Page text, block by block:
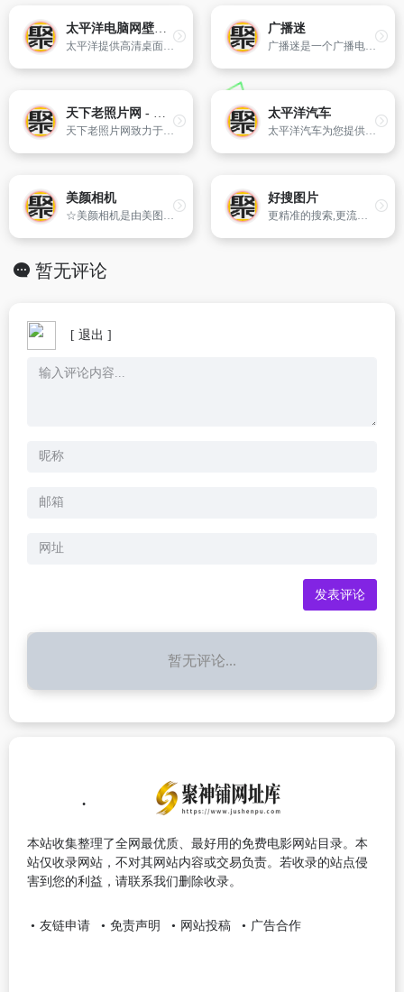
太平洋电脑网壁纸库
太平洋提供高清桌面壁纸下载,包括风景桌面壁纸、美女桌面壁纸、美女写真壁纸、动漫美女高清壁纸、Win7高清壁纸、卡通壁纸等优质内容下载。
广播迷
广播迷是一个广播电台在线收听网站，目前提供了2056个频道，涵盖了各个地区和类型的广播节目。包括香港电台第一台、cnr中国之声、cnr经济之声、香港电台第二台、北京交通广播、CRI环球资讯广播、香港电台、第五台戏曲台等。
天下老照片网 - 开放专业的历史老照片图库
天下老照片网致力于传播分享国内外历史老照片、收集整理了大量清朝老照片、民国老照片、重庆上海老照片、抗战老照片及清朝民国老视频，是专业的老照片图库。
太平洋汽车
太平洋汽车为您提供专业、全面的汽车报价、汽车图片信息，包括各类车型评测、报价、参数、配置、相关内容和图片等，想了解更多汽车信息，就上太平洋汽车！"
美颜相机
☆美颜相机是由美图秀秀团队倾力打造,专为爱自拍的女生量身定制的效果超的自拍神器☆ 全球首发智能美颜系统,完美保留脸部细节。颠覆传统拍照效果,瞬间自动美肤瘦脸,让你瞬间爱上自己！
好搜图片
更精准的搜索,更流畅的观赏；360图片收录几十亿高清美图,为用户提供壁纸、素材、头像、写真、摄影、风景等新、全的高质量图片搜索服务！
暂无评论
[ 退出 ]
暂无评论...
本站收集整理了全网最优质、最好用的免费电影网站目录。本
站仅收录网站，不对其网站内容或交易负责。若收录的站点侵
害到您的利益，请联系我们删除收录。
友链申请 免责声明 网站投稿 广告合作